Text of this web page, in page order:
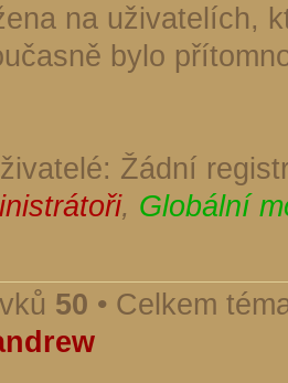
na uživatelích,
bylo
Žádní
, Globální
50 • Celkem